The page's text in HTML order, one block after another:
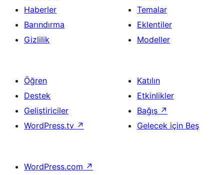
Haberler
Barındırma
Gizlilik
Temalar
Eklentiler
Modeller
Öğren
Destek
Geliştiriciler
WordPress.tv ↗
Katılın
Etkinlikler
Bağış ↗
Gelecek için Beş
WordPress.com ↗